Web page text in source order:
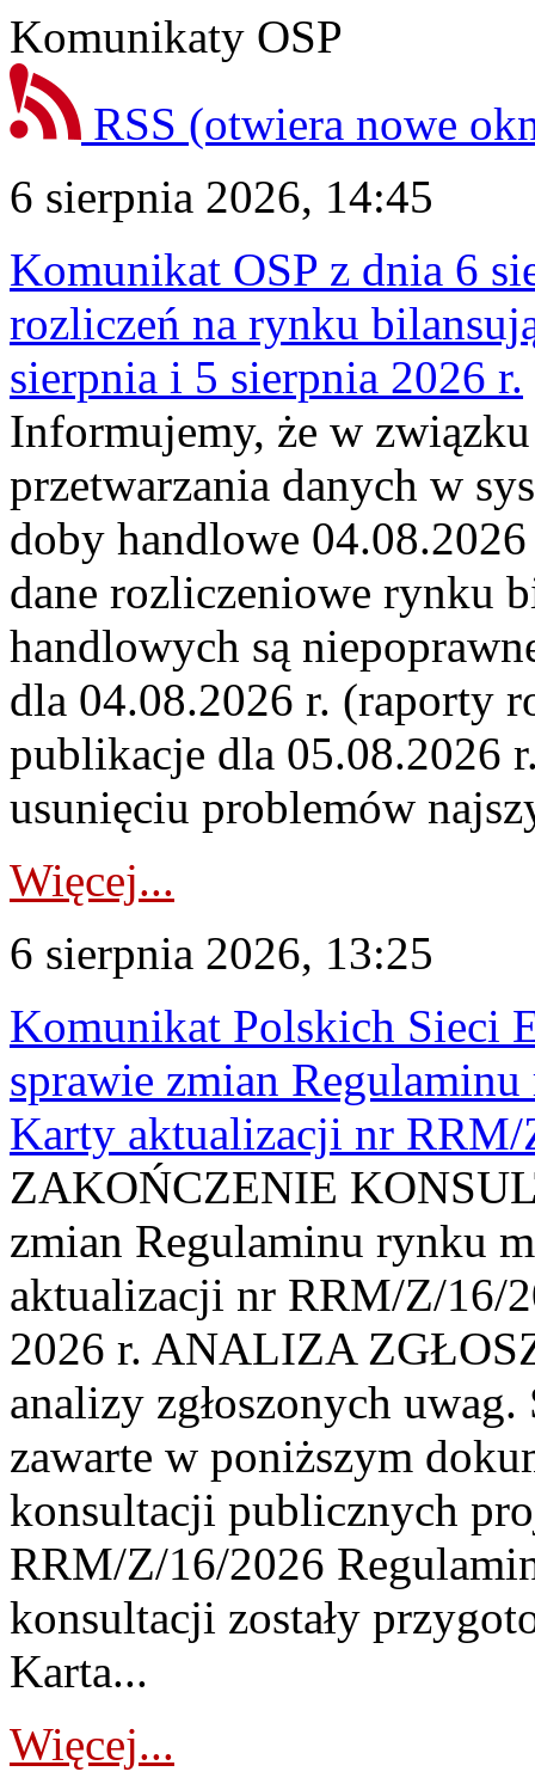
Komunikaty OSP
RSS (otwiera nowe
6 sierpnia 2026, 14:45
Komunikat OSP z dnia 6
rozliczeń na rynku
sierpnia i 5 sierpnia 2026 r.
Informujemy, że w
przetwarzania danych w
doby handlowe
dane rozliczeniowe rynku
handlowych są
dla 04.08.2026 r. (raporty
publikacje dla 05.08.2026
usunięciu problemów
Więcej...
6 sierpnia 2026, 13:25
Komunikat Polskich Sieci
sprawie zmian
Karty aktualizacji nr
ZAKOŃCZENIE
zmian Regulaminu rynku
aktualizacji nr RRM/Z/16/
2026 r. ANALIZA
analizy zgłoszonych
zawarte w poniższym
konsultacji publicznych
RRM/Z/16/2026
konsultacji zostały
Karta...
Więcej...